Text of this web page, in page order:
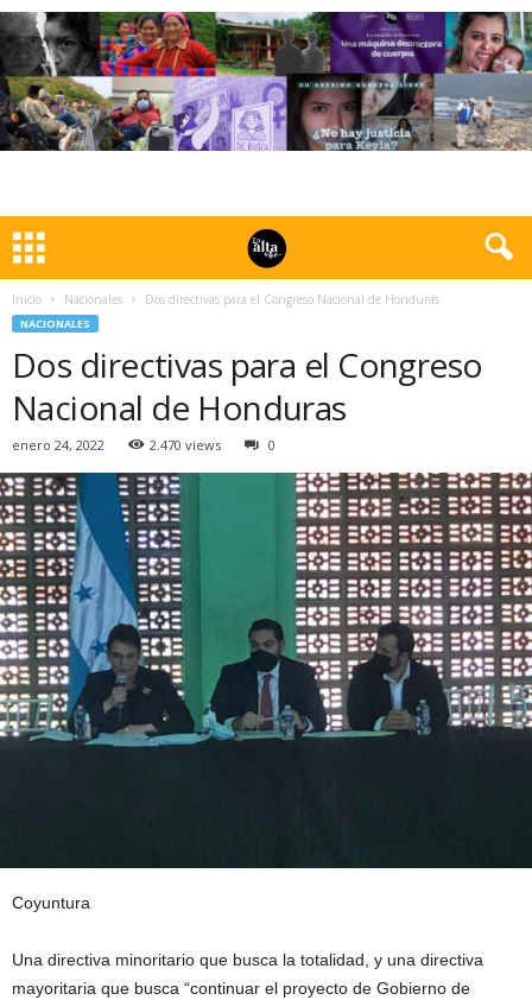
Inicio Nacionales Dos directivas para el Congreso Nacional de Honduras
NACIONALES
Dos directivas para el Congreso
Nacional de Honduras
enero 24, 2022 2.470 views 0
Coyuntura
Una directiva minoritario que busca la totalidad, y una directiva
mayoritaria que busca “continuar el proyecto de Gobierno de